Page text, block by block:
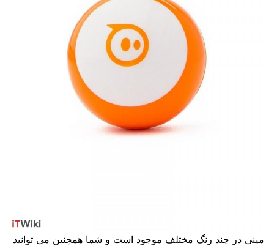
مینی در چند رنگ مختلف موجود است و شما همچنین می توانید